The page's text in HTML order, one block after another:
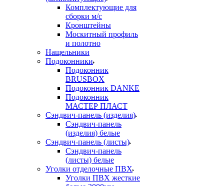
Комплектующие для
сборки м/с
Кронштейны
Москитный профиль
и полотно
Нащельники
Подоконники
Подоконник
BRUSBOX
Подоконник DANKE
Подоконник
МАСТЕР ПЛАСТ
Сэндвич-панель (изделия)
Сэндвич-панель
(изделия) белые
Сэндвич-панель (листы)
Сэндвич-панель
(листы) белые
Уголки отделочные ПВХ
Уголки ПВХ жесткие